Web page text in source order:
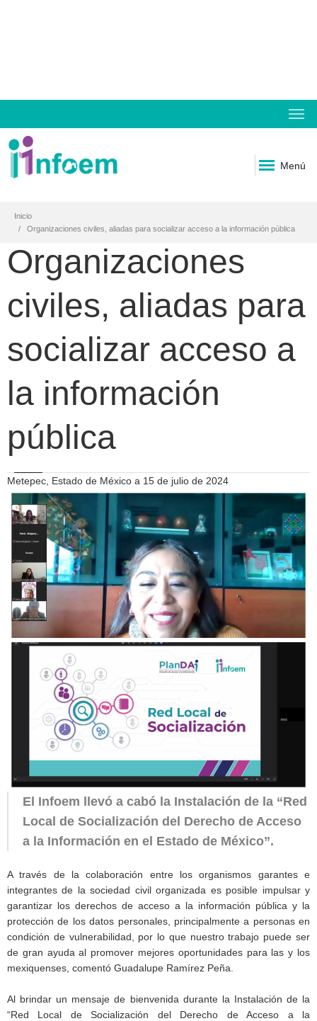
Menú
Inicio
Organizaciones civiles, aliadas para socializar acceso a la información pública
Organizaciones
civiles, aliadas para
socializar acceso a
la información
pública
Metepec, Estado de México a 15 de julio de 2024
El Infoem llevó a cabó la Instalación de la “Red
Local de Socialización del Derecho de Acceso
a la Información en el Estado de México”.
A través de la colaboración entre los organismos garantes e
integrantes de la sociedad civil organizada es posible impulsar y
garantizar los derechos de acceso a la información pública y la
protección de los datos personales, principalmente a personas en
condición de vulnerabilidad, por lo que nuestro trabajo puede ser
de gran ayuda al promover mejores oportunidades para las y los
mexiquenses, comentó Guadalupe Ramírez Peña.
Al brindar un mensaje de bienvenida durante la Instalación de la
“Red Local de Socialización del Derecho de Acceso a la